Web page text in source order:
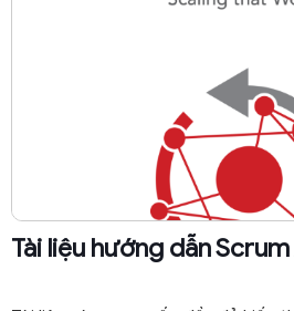
Tài liệu hướng dẫn